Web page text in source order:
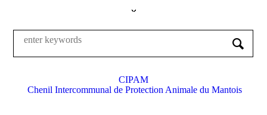
CIPAM
Chenil Intercommunal de Protection Animale du Mantois